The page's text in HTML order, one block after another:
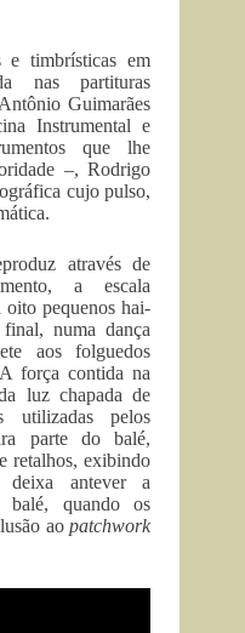
e timbrísticas em
nas partituras
Guimarães
Instrumental e
que lhe
–, Rodrigo
cujo pulso,
através de
a escala
oito pequenos hai-
numa dança
aos folguedos
força contida na
luz chapada de
utilizadas pelos
parte do balé,
retalhos, exibindo
deixa antever a
quando os
aopatchwork